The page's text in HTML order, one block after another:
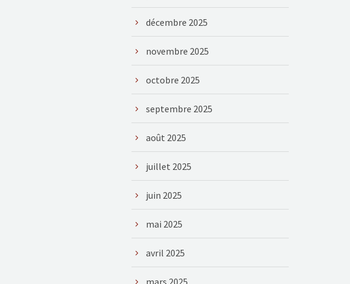
décembre 2025
novembre 2025
octobre 2025
septembre 2025
août 2025
juillet 2025
juin 2025
mai 2025
avril 2025
mars 2025